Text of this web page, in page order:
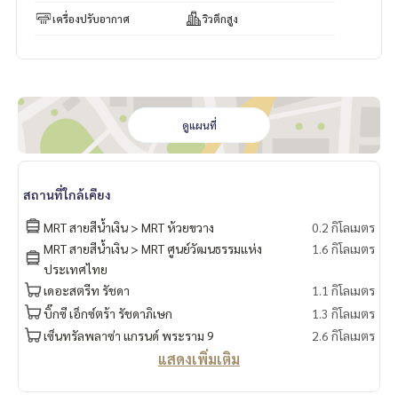
เครื่องปรับอากาศ วิวตึกสูง
ดูแผนที่
สถานที่ใกล้เคียง
MRT สายสีน้ำเงิน > MRT ห้วยขวาง
0.2 กิโลเมตร
MRT สายสีน้ำเงิน > MRT ศูนย์วัฒนธรรมแห่ง
ประเทศไทย
1.6 กิโลเมตร
เดอะสตรีท รัชดา
1.1 กิโลเมตร
บิ๊กซี เอ็กซ์ตร้า รัชดาภิเษก
1.3 กิโลเมตร
เซ็นทรัลพลาซ่า แกรนด์ พระราม 9
2.6 กิโลเมตร
แสดงเพิ่มเติม